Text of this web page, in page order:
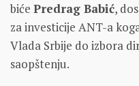
biće Predrag Babić,
za investicije ANT-a
Vlada Srbije do izbora
saopštenju.